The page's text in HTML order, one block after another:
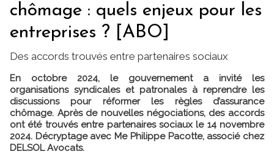
chômage : quels enjeux pour les
entreprises ? [ABO]
Des accords trouvés entre partenaires sociaux
En octobre 2024, le gouvernement a invité les
organisations syndicales et patronales à reprendre les
discussions pour réformer les règles d’assurance
chômage. Après de nouvelles négociations, des accords
ont été trouvés entre partenaires sociaux le 14 novembre
2024. Décryptage avec Me Philippe Pacotte, associé chez
DELSOL Avocats.